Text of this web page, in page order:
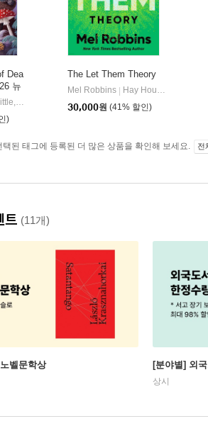
Dea
뉴
Books for Young Readers
)
The Let Them Theory
Mel Robbins
Hay House LLC
30,000원 (41% 할인)
택된 태그에 등록된 더 많은 상품을 확인해 보세요. 전
트 (11개)
벨문학상 [분야별] 외
상시